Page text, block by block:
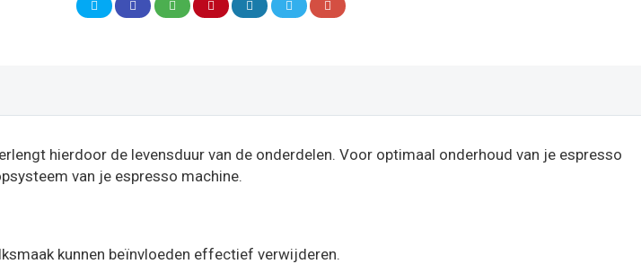
hierdoor de levensduur van de onderdelen. Voor optimaal onderhoud van je espresso
van je espresso machine.
kunnen beïnvloeden effectief verwijderen.